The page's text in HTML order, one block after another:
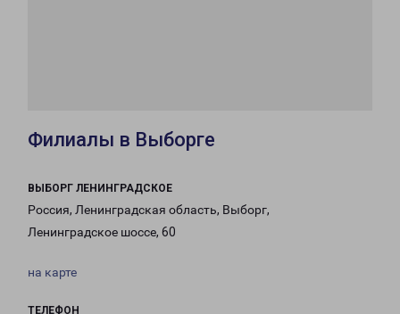
Филиалы в Выборге
ВЫБОРГ ЛЕНИНГРАДСКОЕ
Россия, Ленинградская область, Выборг,
Ленинградское шоссе, 60
на карте
ТЕЛЕФОН